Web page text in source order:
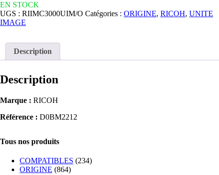
EN STOCK
UGS : RIIMC3000UIM/O Catégories : ORIGINE, RICOH, UNITE
IMAGE
Description
Description
Marque : RICOH
Référence : D0BM2212
Tous nos produits
COMPATIBLES (234)
ORIGINE (864)